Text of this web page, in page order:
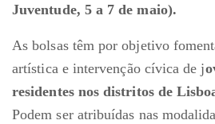
Juventude, 5 a 7 de maio).
As bolsas têm por objetivo
artística e intervenção cívica de j
residentes nos distritos de
Podem ser atribuídas nas